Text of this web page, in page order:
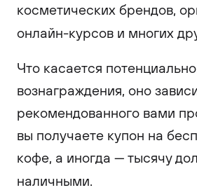
косметических брендов,
онлайн-курсов и многих
Что касается
вознаграждения, оно
рекомендованного вами
вы получаете купон на
кофе, а иногда — тысячу
наличными.